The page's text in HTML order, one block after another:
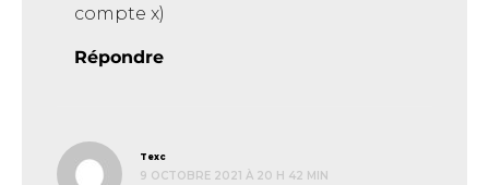
compte x)
Répondre
Texc
9 OCTOBRE 2021 À 20 H 42 MIN